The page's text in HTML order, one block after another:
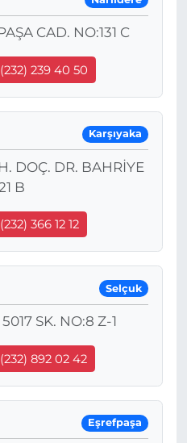
CAD. NO:131 C
239 40 50
Karşıyaka
DOÇ. DR. BAHRİYE
B
366 12 12
Selçuk
SK. NO:8 Z-1
892 02 42
Eşrefpaşa